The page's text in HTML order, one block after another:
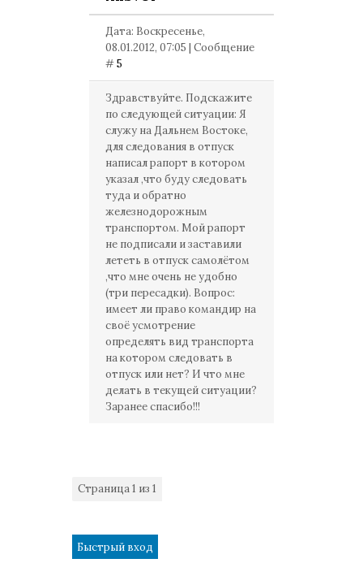
Дата: Воскресенье,
08.01.2012, 07:05 | Сообщение
#5
Здравствуйте. Подскажите
по следующей ситуации: Я
служу на Дальнем Востоке,
для следования в отпуск
написал рапорт в котором
указал ,что буду следовать
туда и обратно
железнодорожным
транспортом. Мой рапорт
не подписали и заставили
лететь в отпуск самолётом
,что мне очень не удобно
(три пересадки). Вопрос:
имеет ли право командир на
своё усмотрение
определять вид транспорта
на котором следовать в
отпуск или нет? И что мне
делать в текущей ситуации?
Заранее спасибо!!!
Страница1 из 1